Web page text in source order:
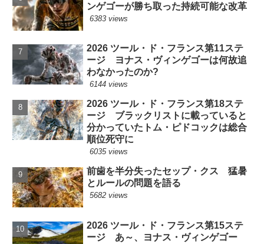
ンゲゴーが勝ち取った持続可能な改革
6383 views
2026 ツール・ド・フランス第11ステ
ージ ヨナス・ヴィンゲゴーは何故追
わなかったのか?
6144 views
2026 ツール・ド・フランス第18ステ
ージ ブラックリストに載っていると
分かっていたトム・ピドコックは総合
順位死守に
6035 views
前歯を半分失ったセップ・クス 猛暑
とルールの問題を語る
5682 views
2026 ツール・ド・フランス第15ステ
ージ あ～、ヨナス・ヴィンゲゴー